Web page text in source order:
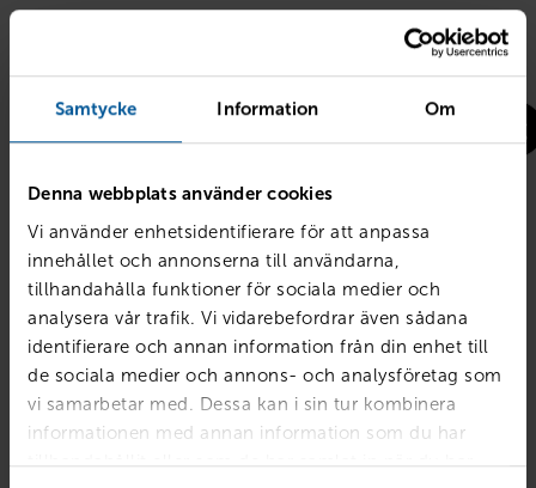
Samtycke Information Om
Denna webbplats använder cookies
Vi använder enhetsidentifierare för att anpassa
innehållet och annonserna till användarna,
tillhandahålla funktioner för sociala medier och
analysera vår trafik. Vi vidarebefordrar även sådana
identifierare och annan information från din enhet till
de sociala medier och annons- och analysföretag som
vi samarbetar med. Dessa kan i sin tur kombinera
informationen med annan information som du har
tillhandahållit eller som de har samlat in när du har
Ägandekostnad
Kontantinsats
Avbetalningstid